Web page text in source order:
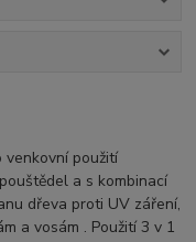
venkovní použití
a s kombinací
dřeva proti UV záření,
a vosám . Použití 3 v 1